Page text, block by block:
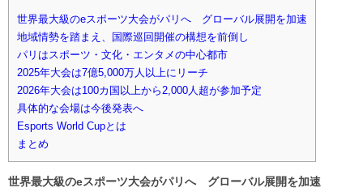
世界最大級のeスポーツ大会がパリへ グローバル展開を加速
地域情勢を踏まえ、国際巡回開催の構想を前倒し
パリはスポーツ・文化・エンタメの中心都市
2025年大会は7億5,000万人以上にリーチ
2026年大会は100カ国以上から2,000人超が参加予定
具体的な会場は今後発表へ
Esports World Cupとは
まとめ
世界最大級のeスポーツ大会がパリへ グローバル展開を加速